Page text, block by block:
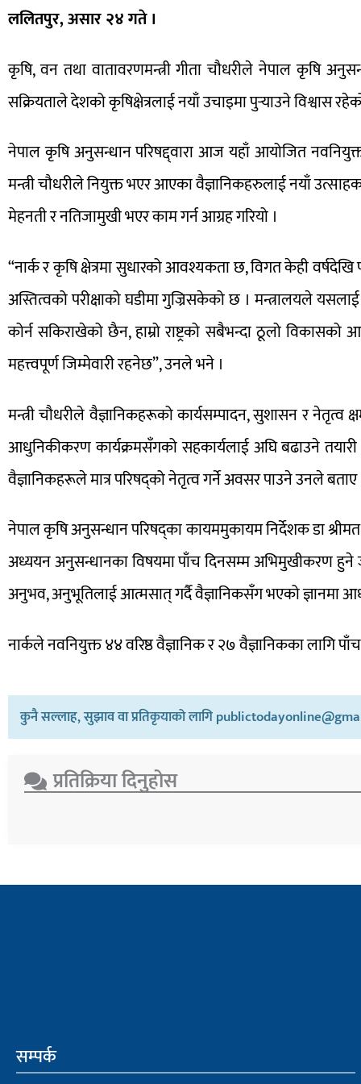
ललितपुर, असार २४ गते ।
कृषि, वन तथा वातावरणमन्त्री गीता चौधरीले नेपाल कृषि
सक्रियताले देशको कृषिक्षेत्रलाई नयाँ उचाइमा पुर्‍याउने विश्वास
नेपाल कृषि अनुसन्धान परिषद्द्वारा आज यहाँ आयोजित
मन्त्री चौधरीले नियुक्त भएर आएका वैज्ञानिकहरुलाई नयाँ
मेहनती र नतिजामुखी भएर काम गर्न आग्रह गरियो ।
“नार्क र कृषि क्षेत्रमा सुधारको आवश्यकता छ, विगत केही
अस्तित्वको परीक्षाको घडीमा गुज्रिसकेको छ । मन्त्रालयले
कोर्न सकिराखेको छैन, हाम्रो राष्ट्रको सबैभन्दा ठूलो
महत्त्वपूर्ण जिम्मेवारी रहनेछ”, उनले भने ।
मन्त्री चौधरीले वैज्ञानिकहरूको कार्यसम्पादन, सुशासन र नेतृत्व
आधुनिकीकरण कार्यक्रमसँगको सहकार्यलाई अघि बढाउने
वैज्ञानिकहरूले मात्र परिषद्को नेतृत्व गर्ने अवसर पाउने उनले बताए
नेपाल कृषि अनुसन्धान परिषद्का कायममुकायम निर्देशक डा
अध्ययन अनुसन्धानका विषयमा पाँच दिनसम्म अभिमुखीकरण हुने
अनुभव, अनुभूतिलाई आत्मसात् गर्दै वैज्ञानिकसँग भएको ज्ञानमा
नार्कले नवनियुक्त ४४ वरिष्ठ वैज्ञानिक र २७ वैज्ञानिकका लागि
कुनै सल्लाह, सुझाव वा प्रतिकृयाको लागि
प्रतिक्रिया दिनुहोस​
सम्पर्क